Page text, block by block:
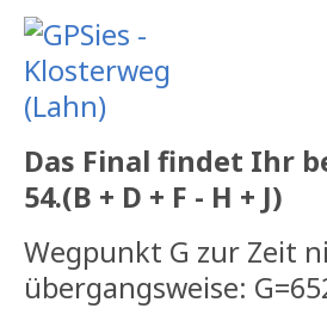
Das Final findet Ihr
54.(B + D + F - H + J)
Wegpunkt G zur Zeit
übergangsweise: